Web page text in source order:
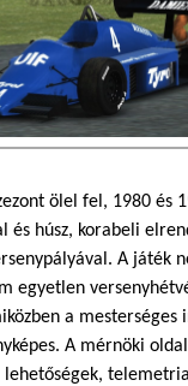
ölel fel, 1980 és
és húsz, korabeli
A játék
egyetlen
a mesterséges
A mérnöki